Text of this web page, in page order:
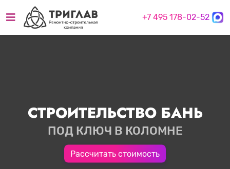
+7 495 178-02-52
СТРОИТЕЛЬСТВО БАНЬ
ПОД КЛЮЧ В КОЛОМНЕ
Рассчитать стоимость